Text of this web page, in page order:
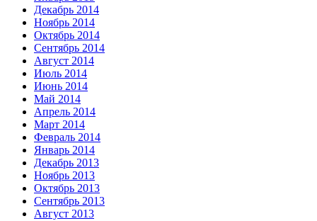
Декабрь 2014
Ноябрь 2014
Октябрь 2014
Сентябрь 2014
Август 2014
Июль 2014
Июнь 2014
Май 2014
Апрель 2014
Март 2014
Февраль 2014
Январь 2014
Декабрь 2013
Ноябрь 2013
Октябрь 2013
Сентябрь 2013
Август 2013